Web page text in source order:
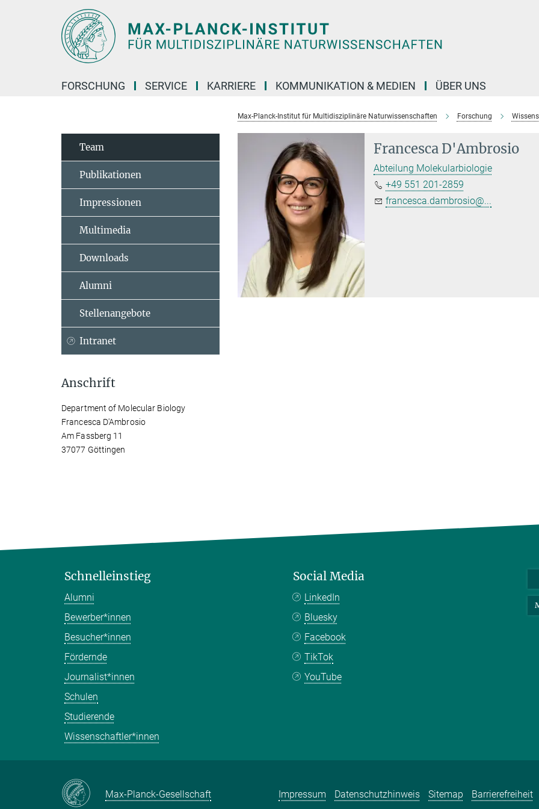
FORSCHUNG SERVICE KARRIERE KOMMUNIKATION & MEDIEN ÜBER UNS
Max-Planck-Institut für Multidisziplinäre Naturwissenschaften Forschung
Francesca D'Ambrosio
Abteilung Molekularbiologie
+49 551 201-2859
francesca.dambrosio@...
Team
Publikationen
Impressionen
Multimedia
Downloads
Alumni
Stellenangebote
Intranet
Anschrift
Department of Molecular Biology
Francesca D'Ambrosio
Am Fassberg 11
37077 Göttingen
Schnelleinstieg
Alumni
Bewerber*innen
Besucher*innen
Fördernde
Journalist*innen
Schulen
Studierende
Wissenschaftler*innen
Social Media
LinkedIn
Bluesky
Facebook
TikTok
YouTube
Max-Planck-Gesellschaft Impressum Datenschutzhinweis Sitemap Barrierefreiheit